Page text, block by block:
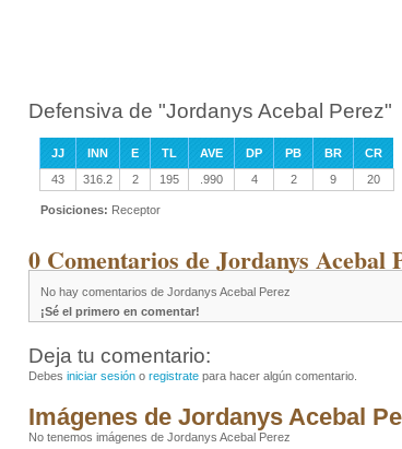
Defensiva de "Jordanys Acebal Perez"
JJ INN E TL AVE DP PB BR
CR
43
316.2 2 195 .990 4 2 9 20
Posiciones: Receptor
0 Comentarios de Jordanys Acebal
No hay comentarios de Jordanys Acebal Perez
¡Sé el primero en comentar!
Deja tu comentario:
Debes iniciar sesión o registrate para hacer algún comentario.
Imágenes de Jordanys Acebal
No tenemos imágenes de Jordanys Acebal Perez